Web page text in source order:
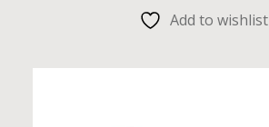
Add to wishlist